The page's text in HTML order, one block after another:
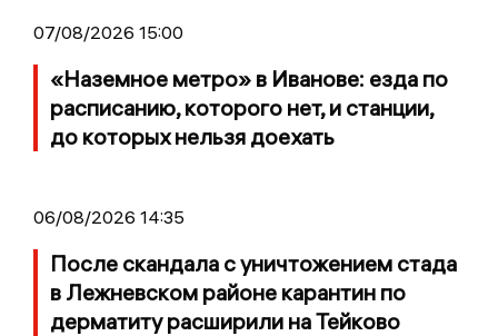
07/08/2026 15:00
«Наземное метро» в Иванове: езда по
расписанию, которого нет, и станции,
до которых нельзя доехать
06/08/2026 14:35
После скандала с уничтожением стада
в Лежневском районе карантин по
дерматиту расширили на Тейково